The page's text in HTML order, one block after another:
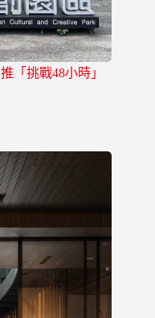
「挑戰48小時」